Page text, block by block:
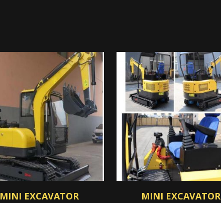
MINI EXCAVATOR
MINI EXCAVATOR